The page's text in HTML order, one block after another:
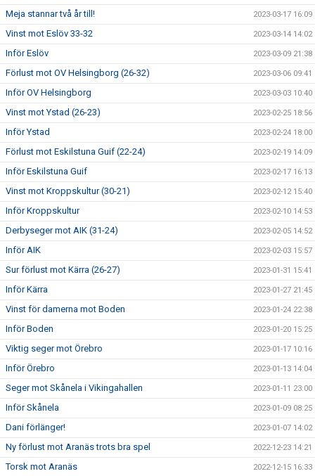
Meja stannar två år till! 2023-03-17 16:09
Vinst mot Eslöv 33-32 2023-03-14 14:02
Inför Eslöv 2023-03-09 21:38
Förlust mot OV Helsingborg (26-32) 2023-03-06 09:41
Inför OV Helsingborg 2023-03-03 10:40
Vinst mot Ystad (26-23) 2023-02-25 18:56
Inför Ystad 2023-02-24 18:00
Förlust mot Eskilstuna Guif (22-24) 2023-02-19 14:09
Inför Eskilstuna Guif 2023-02-17 16:13
Vinst mot Kroppskultur (30-21) 2023-02-12 15:40
Inför Kroppskultur 2023-02-10 14:53
Derbyseger mot AIK (31-24) 2023-02-05 14:52
Inför AIK 2023-02-03 15:57
Sur förlust mot Kärra (26-27) 2023-01-31 15:41
Inför Kärra 2023-01-27 21:45
Vinst för damerna mot Boden 2023-01-24 22:38
Inför Boden 2023-01-20 15:25
Viktig seger mot Örebro 2023-01-17 10:16
Inför Örebro 2023-01-13 14:04
Seger mot Skånela i Vikingahallen 2023-01-11 23:00
Inför Skånela 2023-01-09 08:25
Dani förlänger! 2023-01-07 14:02
Ny förlust mot Aranäs trots bra spel 2022-12-23 14:21
Torsk mot Aranäs 2022-12-15 16:33